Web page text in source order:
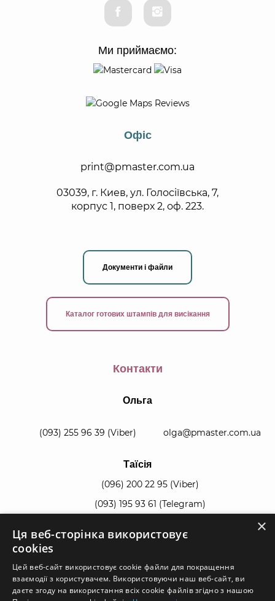
Ми приймаємо:
Офіс
print@pmaster.com.ua
03039, г. Киев, ул. Голосіївська, 7,
корпус 1, поверх 2, оф. 223.
Документи і файли
Каталог готових штампів для висікання
Контакти
Ольга
(093) 255 96 39 (Viber) olga@pmaster.com.ua
Таїсія
(096) 200 22 95(Viber)
(093) 195 93 61 (Telegram)
manager@pmaster.com.ua ×
Ця веб-сторінка використовує
cookies
Цей веб-сайт використовує cookie файли для покращення
взаємодії з користувачем. Використовуючи наш веб-сайт, ви
даєте згоду на використання всіх cookie файлів згідно з нашою